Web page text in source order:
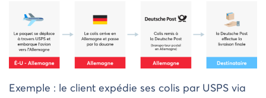
Exemple : le client expédie ses colis par USPS via